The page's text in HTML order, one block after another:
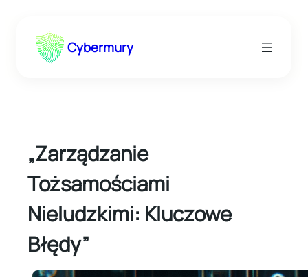
Cybermury
„Zarządzanie
Tożsamościami
Nieludzkimi: Kluczowe
Błędy”